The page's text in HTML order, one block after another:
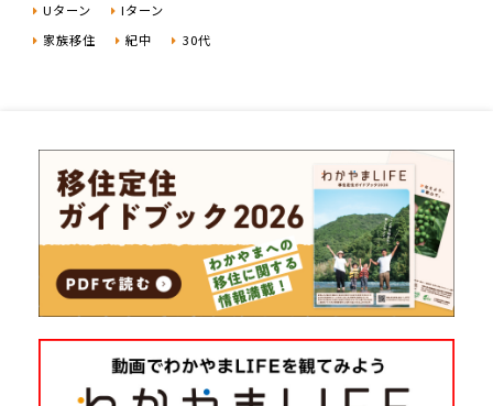
Uターン
Iターン
家族移住
紀中 30代